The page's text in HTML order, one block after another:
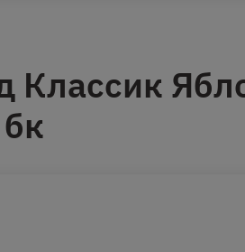
Классик